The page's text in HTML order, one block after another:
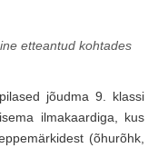
etteantud kohtades
jõudma 9. klassi
ilmakaardiga, kus
(õhurõhk,